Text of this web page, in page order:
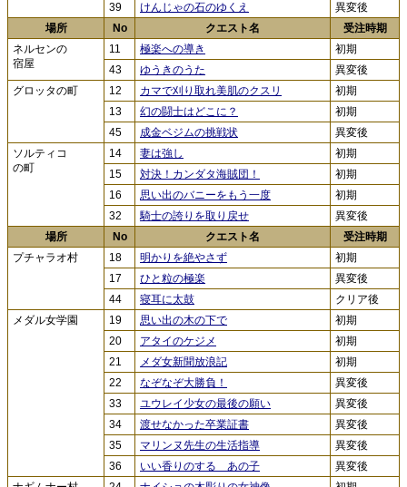
39
けんじゃの石のゆくえ
異変後
場所
No クエスト名
受注時期
ネルセンの
宿屋
11 極楽への導き
初期
43
ゆうきのうた
異変後
グロッタの町
12 カマで刈り取れ美肌のクスリ
初期
13
幻の闘士はどこに？
初期
45
成金ベジムの挑戦状
異変後
ソルティコ
の町
14 妻は強し
初期
15
対決！カンダタ海賊団！
初期
16
思い出のバニーをもう一度
初期
32
騎士の誇りを取り戻せ
異変後
場所
No クエスト名
受注時期
プチャラオ村
18 明かりを絶やさず
初期
17
ひと粒の極楽
異変後
44
寝耳に太鼓
クリア後
メダル女学園
19 思い出の木の下で
初期
20
アタイのケジメ
初期
21
メダ女新聞放浪記
初期
22
なぞなぞ大勝負！
異変後
33
ユウレイ少女の最後の願い
異変後
34
渡せなかった卒業証書
異変後
35
マリンヌ先生の生活指導
異変後
36
いい香りのする あの子
異変後